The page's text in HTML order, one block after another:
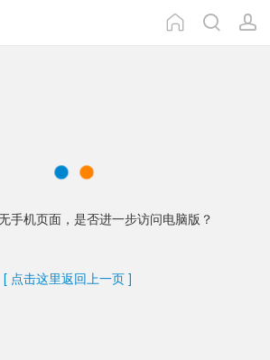
手机页面，是否进一步访问电脑版？
[ 点击这里返回上一页 ]